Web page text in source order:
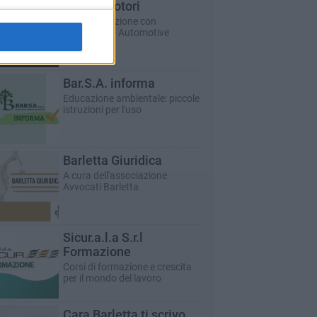
Auto e motori
In collaborazione con
Dibenedetto Automotive
Bar.S.A. informa
Educazione ambientale: piccole
istruzioni per l'uso
Barletta Giuridica
A cura dell'associazione
Avvocati Barletta
Sicur.a.l.a S.r.l
Formazione
Corsi di formazione e crescita
per il mondo del lavoro